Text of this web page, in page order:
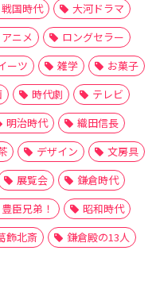
戦国時代
大河ドラマ
アニメ
ロングセラー
ーツ 雑学
お菓子
時代劇
テレビ
明治時代
織田信長
デザイン
文房具
展覧会
鎌倉時代
豊臣兄弟！
昭和時代
飾北斎 鎌倉殿の13人